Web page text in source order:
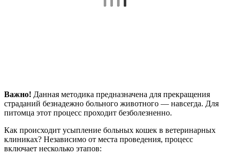
Важно! Данная методика предназначена для прекращения
страданий безнадежно больного животного — навсегда. Для
питомца этот процесс проходит безболезненно.
Как происходит усыпление больных кошек в ветеринарных
клиниках? Независимо от места проведения, процесс
включает несколько этапов: